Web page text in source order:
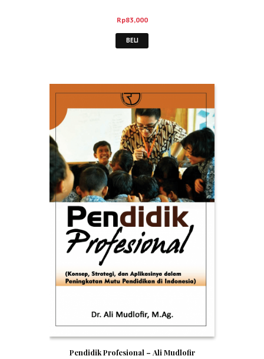
Rp83,000
BELI
Pendidik Profesional – Ali Mudlofir